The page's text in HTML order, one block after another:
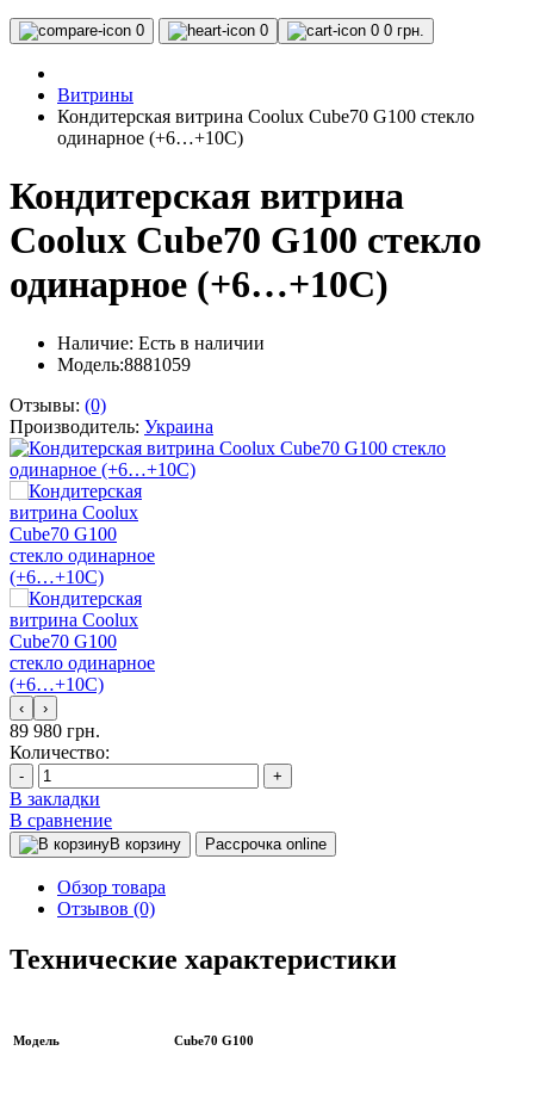
0 0 0 0 грн.
Витрины
Кондитерская витрина Coolux Cube70 G100 стекло
одинарное (+6…+10С)
Кондитерская витрина
Coolux Cube70 G100 стекло
одинарное (+6…+10С)
Наличие: Есть в наличии
Модель:8881059
Отзывы: (0)
Производитель: Украина
‹ ›
89 980 грн.
Количество:
- +
В закладки
В сравнение
В корзину Рассрочка online
Обзор товара
Отзывов (0)
Технические характеристики
Модель Cube70 G100